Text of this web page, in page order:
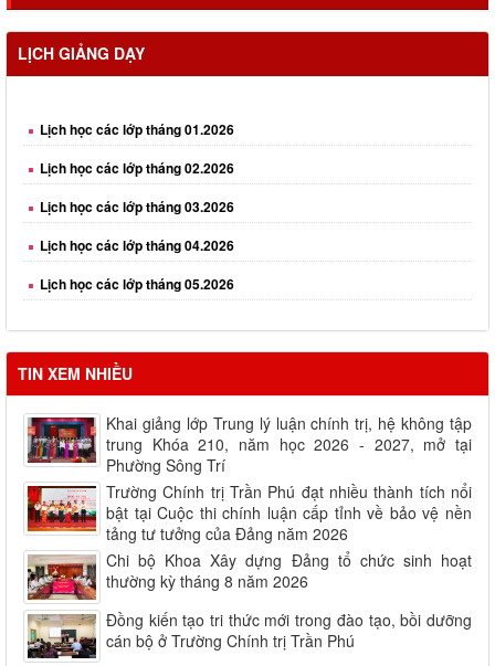
LỊCH GIẢNG DẠY
Lịch học các lớp tháng 02.2026
Lịch học các lớp tháng 03.2026
Lịch học các lớp tháng 04.2026
Lịch học các lớp tháng 05.2026
Lịch học các lớp tháng 06.2026
TIN XEM NHIỀU
Khai giảng lớp Trung lý luận chính trị, hệ không tập
trung Khóa 210, năm học 2026 - 2027, mở tại
Phường Sông Trí
Trường Chính trị Trần Phú đạt nhiều thành tích nổi
bật tại Cuộc thi chính luận cấp tỉnh về bảo vệ nền
tảng tư tưởng của Đảng năm 2026
Chi bộ Khoa Xây dựng Đảng tổ chức sinh hoạt
thường kỳ tháng 8 năm 2026
Đồng kiến tạo tri thức mới trong đào tạo, bồi dưỡng
cán bộ ở Trường Chính trị Trần Phú